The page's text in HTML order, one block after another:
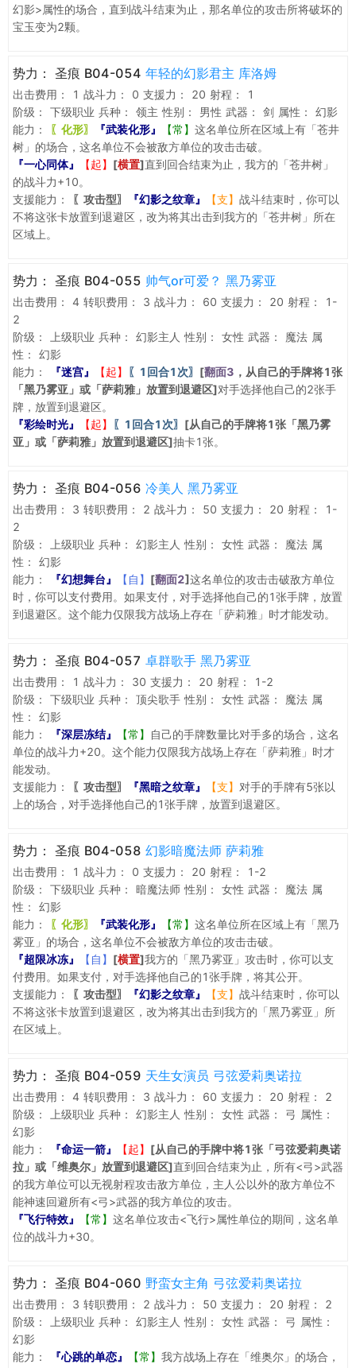
幻影>属性的场合，直到战斗结束为止，那名单位的攻击所将破坏的
宝玉变为2颗。
势力： 圣痕 B04-054 年轻的幻影君主 库洛姆
出击费用： 1 战斗力： 0 支援力： 20 射程：
1
阶级：
下级职业 兵种： 领主 性别： 男性 武器： 剑 属性：
幻影
能力：
〖化形〗 『武装化形』 【常】 这名单位所在区域上有「苍井
树」的场合，这名单位不会被敌方单位的攻击击破。
『一心同体』
【起】 [横置]直到回合结束为止，我方的「苍井树」
的战斗力+10。
支援能力：
〖攻击型〗 『幻影之纹章』 【支】 战斗结束时，你可以
不将这张卡放置到退避区，改为将其出击到我方的「苍井树」所在
区域上。
势力： 圣痕 B04-055 帅气or可爱？ 黑乃雾亚
出击费用： 4 转职费用： 3 战斗力： 60 支援力： 20 射程：
1-
2
阶级：
上级职业 兵种： 幻影主人 性别： 女性 武器： 魔法 属
性：
幻影
能力：
『迷宫』 【起】 〖1回合1次〗 [翻面3 ，从自己的手牌将1张
「黑乃雾亚」或「萨莉雅」放置到退避区]对手选择他自己的2张手
牌，放置到退避区。
『彩绘时光』
【起】 〖1回合1次〗 [从自己的手牌将1张「黑乃雾
亚」或「萨莉雅」放置到退避区]抽卡1张。
势力： 圣痕 B04-056 冷美人 黑乃雾亚
出击费用： 3 转职费用： 2 战斗力： 50 支援力： 20 射程：
1-
2
阶级：
上级职业 兵种： 幻影主人 性别： 女性 武器： 魔法 属
性：
幻影
能力：
『幻想舞台』 【自】 [翻面2]这名单位的攻击击破敌方单位
时，你可以支付费用。如果支付，对手选择他自己的1张手牌，放置
到退避区。这个能力仅限我方战场上存在「萨莉雅」时才能发动。
势力： 圣痕 B04-057 卓群歌手 黑乃雾亚
出击费用： 1 战斗力： 30 支援力： 20 射程：
1-2
阶级：
下级职业 兵种： 顶尖歌手 性别： 女性 武器： 魔法 属
性：
幻影
能力：
『深层冻结』 【常】
自己的手牌数量比对手多的场合，这名
单位的战斗力+20。这个能力仅限我方战场上存在「萨莉雅」时才
能发动。
支援能力：
〖攻击型〗 『黑暗之纹章』 【支】 对手的手牌有5张以
上的场合，对手选择他自己的1张手牌，放置到退避区。
势力： 圣痕 B04-058 幻影暗魔法师 萨莉雅
出击费用： 1 战斗力： 0 支援力： 20 射程：
1-2
阶级：
下级职业 兵种： 暗魔法师 性别： 女性 武器： 魔法 属
性：
幻影
能力：
〖化形〗 『武装化形』 【常】 这名单位所在区域上有「黑乃
雾亚」的场合，这名单位不会被敌方单位的攻击击破。
『超限冰冻』
【自】 [横置]我方的「黑乃雾亚」攻击时，你可以支
付费用。如果支付，对手选择他自己的1张手牌，将其公开。
支援能力：
〖攻击型〗 『幻影之纹章』 【支】 战斗结束时，你可以
不将这张卡放置到退避区，改为将其出击到我方的「黑乃雾亚」所
在区域上。
势力： 圣痕 B04-059 天生女演员 弓弦爱莉奥诺拉
出击费用： 4 转职费用： 3 战斗力： 60 支援力： 20 射程：
2
阶级：
上级职业 兵种： 幻影主人 性别： 女性 武器： 弓 属性：
幻影
能力：
『命运一箭』 【起】 [从自己的手牌中将1张「弓弦爱莉奥诺
拉」或「维奥尔」放置到退避区]直到回合结束为止，所有<弓>武器
的我方单位可以无视射程攻击敌方单位，主人公以外的敌方单位不
能神速回避所有<弓>武器的我方单位的攻击。
『飞行特效』
【常】 这名单位攻击<飞行>属性单位的期间，这名单
位的战斗力+30。
势力： 圣痕 B04-060 野蛮女主角 弓弦爱莉奥诺拉
出击费用： 3 转职费用： 2 战斗力： 50 支援力： 20 射程：
2
阶级：
上级职业 兵种： 幻影主人 性别： 女性 武器： 弓 属性：
幻影
能力：
『心跳的单恋』 【常】 我方战场上存在「维奥尔」的场合，